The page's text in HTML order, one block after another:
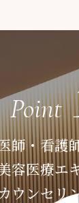
・看護
医療エ
ンセリ